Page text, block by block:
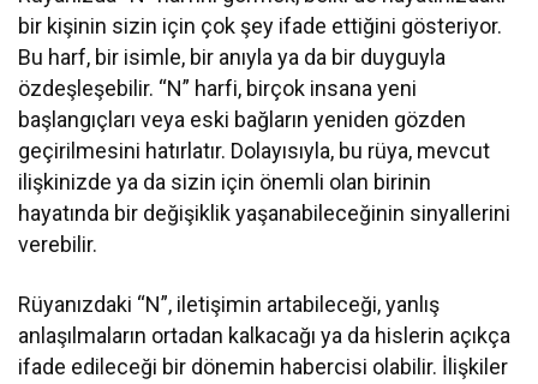
bir kişinin sizin için çok şey ifade ettiğini gösteriyor.
Bu harf, bir isimle, bir anıyla ya da bir duyguyla
özdeşleşebilir. “N” harfi, birçok insana yeni
başlangıçları veya eski bağların yeniden gözden
geçirilmesini hatırlatır. Dolayısıyla, bu rüya, mevcut
ilişkinizde ya da sizin için önemli olan birinin
hayatında bir değişiklik yaşanabileceğinin sinyallerini
verebilir.
Rüyanızdaki “N”, iletişimin artabileceği, yanlış
anlaşılmaların ortadan kalkacağı ya da hislerin açıkça
ifade edileceği bir dönemin habercisi olabilir. İlişkiler